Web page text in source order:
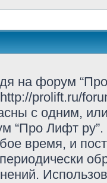
на форум
prolift.ru/
с одним,
“Про Лифт
время, и